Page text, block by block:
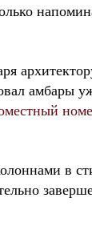
амбары
в